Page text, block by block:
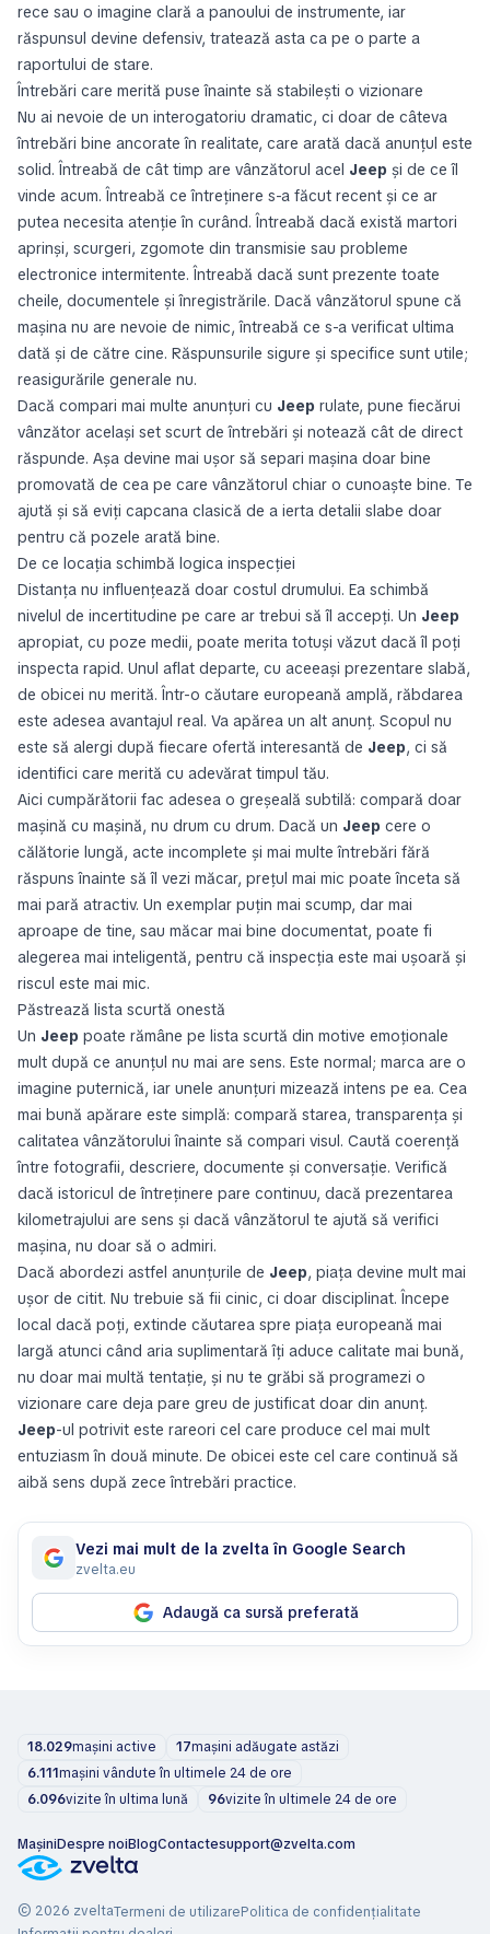
rece sau o imagine clară a panoului de instrumente, iar
răspunsul devine defensiv, tratează asta ca pe o parte a
raportului de stare.
Întrebări care merită puse înainte să stabilești o vizionare
Nu ai nevoie de un interogatoriu dramatic, ci doar de câteva
întrebări bine ancorate în realitate, care arată dacă anunțul este
solid. Întreabă de cât timp are vânzătorul acel Jeep și de ce îl
vinde acum. Întreabă ce întreținere s-a făcut recent și ce ar
putea necesita atenție în curând. Întreabă dacă există martori
aprinși, scurgeri, zgomote din transmisie sau probleme
electronice intermitente. Întreabă dacă sunt prezente toate
cheile, documentele și înregistrările. Dacă vânzătorul spune că
mașina nu are nevoie de nimic, întreabă ce s-a verificat ultima
dată și de către cine. Răspunsurile sigure și specifice sunt utile;
reasigurările generale nu.
Dacă compari mai multe anunțuri cu Jeep rulate, pune fiecărui
vânzător același set scurt de întrebări și notează cât de direct
răspunde. Așa devine mai ușor să separi mașina doar bine
promovată de cea pe care vânzătorul chiar o cunoaște bine. Te
ajută și să eviți capcana clasică de a ierta detalii slabe doar
pentru că pozele arată bine.
De ce locația schimbă logica inspecției
Distanța nu influențează doar costul drumului. Ea schimbă
nivelul de incertitudine pe care ar trebui să îl accepți. Un Jeep
apropiat, cu poze medii, poate merita totuși văzut dacă îl poți
inspecta rapid. Unul aflat departe, cu aceeași prezentare slabă,
de obicei nu merită. Într-o căutare europeană amplă, răbdarea
este adesea avantajul real. Va apărea un alt anunț. Scopul nu
este să alergi după fiecare ofertă interesantă de Jeep, ci să
identifici care merită cu adevărat timpul tău.
Aici cumpărătorii fac adesea o greșeală subtilă: compară doar
mașină cu mașină, nu drum cu drum. Dacă un Jeep cere o
călătorie lungă, acte incomplete și mai multe întrebări fără
răspuns înainte să îl vezi măcar, prețul mai mic poate înceta să
mai pară atractiv. Un exemplar puțin mai scump, dar mai
aproape de tine, sau măcar mai bine documentat, poate fi
alegerea mai inteligentă, pentru că inspecția este mai ușoară și
riscul este mai mic.
Păstrează lista scurtă onestă
Un Jeep poate rămâne pe lista scurtă din motive emoționale
mult după ce anunțul nu mai are sens. Este normal; marca are o
imagine puternică, iar unele anunțuri mizează intens pe ea. Cea
mai bună apărare este simplă: compară starea, transparența și
calitatea vânzătorului înainte să compari visul. Caută coerență
între fotografii, descriere, documente și conversație. Verifică
dacă istoricul de întreținere pare continuu, dacă prezentarea
kilometrajului are sens și dacă vânzătorul te ajută să verifici
mașina, nu doar să o admiri.
Dacă abordezi astfel anunțurile de Jeep, piața devine mult mai
ușor de citit. Nu trebuie să fii cinic, ci doar disciplinat. Începe
local dacă poți, extinde căutarea spre piața europeană mai
largă atunci când aria suplimentară îți aduce calitate mai bună,
nu doar mai multă tentație, și nu te grăbi să programezi o
vizionare care deja pare greu de justificat doar din anunț.
Jeep-ul potrivit este rareori cel care produce cel mai mult
entuziasm în două minute. De obicei este cel care continuă să
aibă sens după zece întrebări practice.
Vezi mai mult de la zvelta în Google Search
zvelta.eu
Adaugă ca sursă preferată
18.029mașini active 17mașini adăugate astăzi
6.111mașini vândute în ultimele 24 de ore
6.096vizite în ultima lună 96vizite în ultimele 24 de ore
MașiniDespre noiBlogContactesupport@zvelta.com
© 2026 zveltaTermeni de utilizarePolitica de confidențialitate